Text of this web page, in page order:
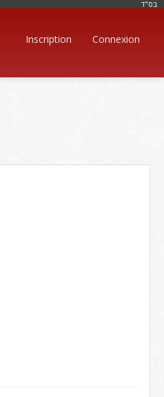
בּס"ד
Inscription Connexion